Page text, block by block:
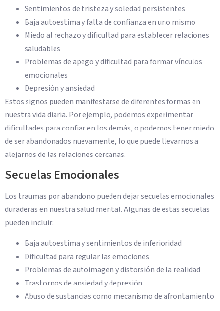
Sentimientos de tristeza y soledad persistentes
Baja autoestima y falta de confianza en uno mismo
Miedo al rechazo y dificultad para establecer relaciones
saludables
Problemas de apego y dificultad para formar vínculos
emocionales
Depresión y ansiedad
Estos signos pueden manifestarse de diferentes formas en
nuestra vida diaria. Por ejemplo, podemos experimentar
dificultades para confiar en los demás, o podemos tener miedo
de ser abandonados nuevamente, lo que puede llevarnos a
alejarnos de las relaciones cercanas.
Secuelas Emocionales
Los traumas por abandono pueden dejar secuelas emocionales
duraderas en nuestra salud mental. Algunas de estas secuelas
pueden incluir:
Baja autoestima y sentimientos de inferioridad
Dificultad para regular las emociones
Problemas de autoimagen y distorsión de la realidad
Trastornos de ansiedad y depresión
Abuso de sustancias como mecanismo de afrontamiento